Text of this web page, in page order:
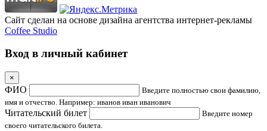
Сайт сделан на основе дизайна агентства интернет-рекламы
Coffee Studio
Вход в личный кабинет
×
ФИО
Введите полностью свои фамилию,
имя и отчество. Например: иванов иван иванович
Читательский билет
Введите номер
своего читательского билета.